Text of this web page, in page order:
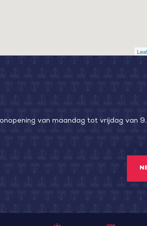
van maandag tot vrijdag van